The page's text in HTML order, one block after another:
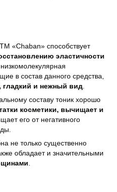
«Chaban» способствует
эластичности
в состав данного средства,
гладкий и нежный вид
составу тоник хорошо
косметики, вычищает и
его от негативного
не только существенно
обладает и значительными